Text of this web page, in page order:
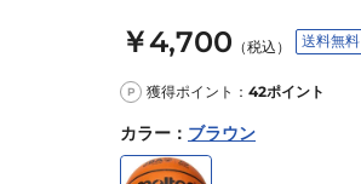
￥4,700 （税込） 送料無料
P 獲得ポイント： 42ポイント
カラー ： ブラウン